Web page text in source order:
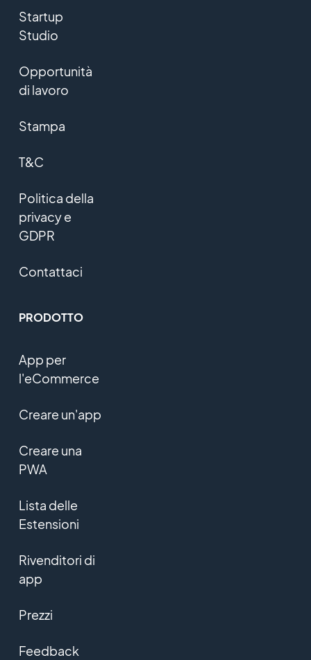
Startup
Studio
Opportunità
di lavoro
Stampa
T&C
Politica della
privacy e
GDPR
Contattaci
PRODOTTO
App per
l'eCommerce
Creare un'app
Creare una
PWA
Lista delle
Estensioni
Rivenditori di
app
Prezzi
Feedback